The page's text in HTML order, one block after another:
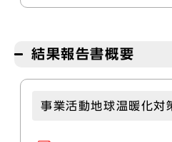
結果報告書概要
事業活動地球温暖化対